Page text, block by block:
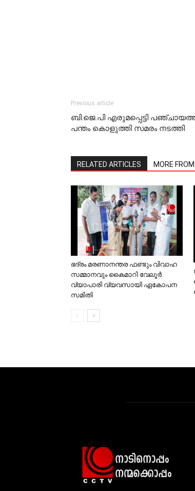
Previous article
ബി.ജെ.പി എരുമപ്പെട്ടി പഞ്ചായത്ത്
പന്തം കൊളുത്തി സമരം നടത്തി
RELATED ARTICLES MORE
ഭദ്രം മരണാനന്തര ഫണ്ടും വിവാഹ
സമ്മാനവും കൈമാറി വേലൂര്‍
വ്യാപാരി വ്യവസായി ഏകോപന
സമിതി